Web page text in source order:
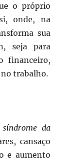
o próprio
onde, na
sua
seja para
financeiro,
trabalho.
síndrome da
cansaço
e aumento